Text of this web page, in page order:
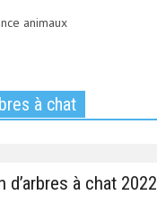
animaux
à chat
à chat 2022